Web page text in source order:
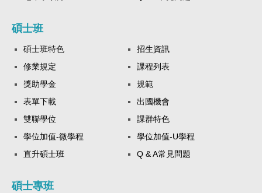
碩士班
碩士班特色
招生資訊
修業規定
課程列表
獎助學金
規範
表單下載
出國機會
雙聯學位
課群特色
學位加值-微學程
學位加值-U學程
直升碩士班
Q & A常見問題
碩士專班